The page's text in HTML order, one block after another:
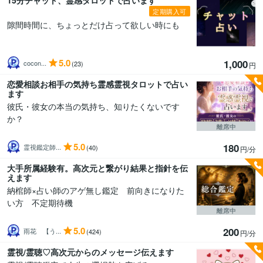
定期購入可
隙間時間に、ちょっとだけ占って欲しい時にも
cocon... 5.0(23) 1,000円
恋愛相談お相手の気持ち霊感霊視タロットで占い
ます
彼氏・彼女の本当の気持ち、知りたくないです
か？
霊視鑑定師... 5.0(40) 180円/分
離席中
大手所属経験有。高次元と繋がり結果と指針を伝
えます
納棺師×占い師のアゲ無し鑑定 前向きになりた
い方 不定期待機
雨花 【う... 5.0(424) 200円/分
離席中
霊視/霊聴♡高次元からのメッセージ伝えます